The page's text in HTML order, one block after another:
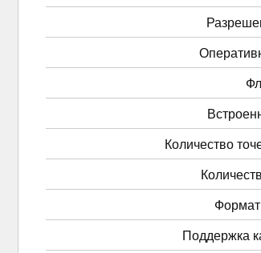
Количество
Формат
Поддержка